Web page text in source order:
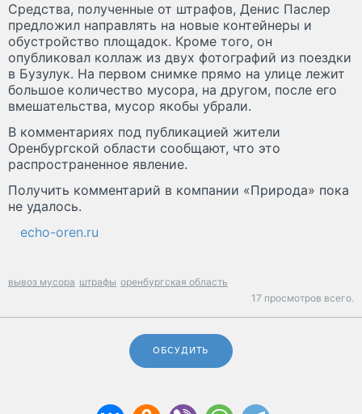
Средства, полученные от штрафов, Денис Паслер
предложил направлять на новые контейнеры и
обустройство площадок. Кроме того, он
опубликовал коллаж из двух фотографий из поездки
в Бузулук. На первом снимке прямо на улице лежит
большое количество мусора, на другом, после его
вмешательства, мусор якобы убрали.
В комментариях под публикацией жители
Оренбургской области сообщают, что это
распространенное явление.
Получить комментарий в компании «Природа» пока
не удалось.
echo-oren.ru
вывоз мусора штрафы оренбургская область
17 просмотров всего.
ОБСУДИТЬ